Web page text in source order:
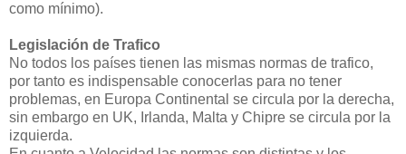
como mínimo).
Legislación de Trafico
No todos los países tienen las mismas normas de trafico,
por tanto es indispensable conocerlas para no tener
problemas, en Europa Continental se circula por la derecha,
sin embargo en UK, Irlanda, Malta y Chipre se circula por la
izquierda.